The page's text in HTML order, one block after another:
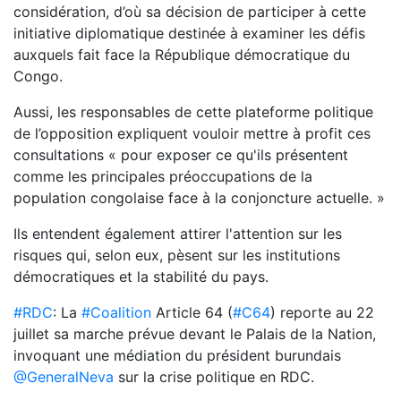
considération, d’où sa décision de participer à cette
initiative diplomatique destinée à examiner les défis
auxquels fait face la République démocratique du
Congo.
Aussi, les responsables de cette plateforme politique
de l’opposition expliquent vouloir mettre à profit ces
consultations « pour exposer ce qu'ils présentent
comme les principales préoccupations de la
population congolaise face à la conjoncture actuelle. »
Ils entendent également attirer l'attention sur les
risques qui, selon eux, pèsent sur les institutions
démocratiques et la stabilité du pays.
#RDC: La #Coalition Article 64 (#C64) reporte au 22
juillet sa marche prévue devant le Palais de la Nation,
invoquant une médiation du président burundais
@GeneralNeva sur la crise politique en RDC.